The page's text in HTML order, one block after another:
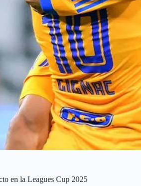
en la Leagues Cup 2025